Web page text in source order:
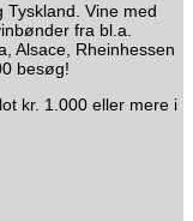
Vine med
fra bl.a.
Alsace, Rheinhessen
besøg!
kr. 1.000 eller mere i